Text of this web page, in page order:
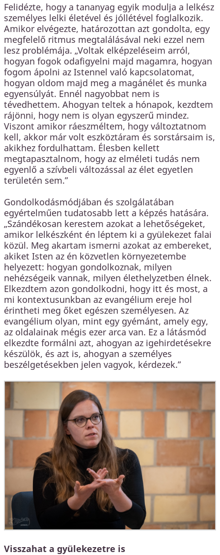
Felidézte, hogy a tananyag egyik modulja a lelkész
személyes lelki életével és jóllétével foglalkozik.
Amikor elvégezte, határozottan azt gondolta, egy
megfelelő ritmus megtalálásával neki ezzel nem
lesz problémája. „Voltak elképzeléseim arról,
hogyan fogok odafigyelni majd magamra, hogyan
fogom ápolni az Istennel való kapcsolatomat,
hogyan oldom majd meg a magánélet és munka
egyensúlyát. Ennél nagyobbat nem is
tévedhettem. Ahogyan teltek a hónapok, kezdtem
rájönni, hogy nem is olyan egyszerű mindez.
Viszont amikor ráeszméltem, hogy változtatnom
kell, akkor már volt eszköztáram és sorstársaim is,
akikhez fordulhattam. Élesben kellett
megtapasztalnom, hogy az elméleti tudás nem
egyenlő a szívbeli változással az élet egyetlen
területén sem.”
Gondolkodásmódjában és szolgálatában
egyértelműen tudatosabb lett a képzés hatására.
„Szándékosan kerestem azokat a lehetőségeket,
amikor lelkészként én léptem ki a gyülekezet falai
közül. Meg akartam ismerni azokat az embereket,
akiket Isten az én közvetlen környezetembe
helyezett: hogyan gondolkoznak, milyen
nehézségeik vannak, milyen élethelyzetben élnek.
Elkezdtem azon gondolkodni, hogy itt és most, a
mi kontextusunkban az evangélium ereje hol
érintheti meg őket egészen személyesen. Az
evangélium olyan, mint egy gyémánt, amely egy,
az oldalainak mégis ezer arca van. Ez a látásmód
elkezdte formálni azt, ahogyan az igehirdetésekre
készülök, és azt is, ahogyan a személyes
beszélgetésekben jelen vagyok, kérdezek.”
Visszahat a gyülekezetre is